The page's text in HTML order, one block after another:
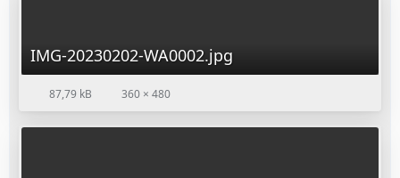
IMG-20230202-WA0002.jpg
87,79 kB 360 × 480